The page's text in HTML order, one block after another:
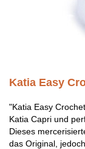
Katia Easy
"Katia Easy
Katia Capri und
Dieses
das Original,